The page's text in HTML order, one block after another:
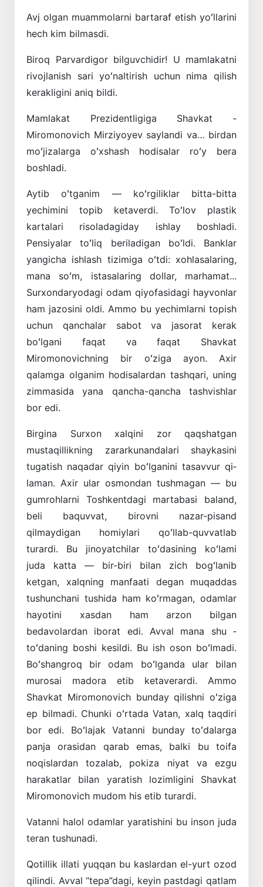
Avj olgan muammolarni bartaraf etish yoʻllarini
hech kim bilmasdi.
Biroq Parvardigor bilguvchidir! U ­mamlakatni
rivojlanish sari yoʻnaltirish uchun nima qilish
kerakligini aniq bildi.
Mamlakat Prezidentligiga Shavkat ­
Miromonovich Mirziyoyev saylandi va… birdan
moʻjizalarga oʻxshash hodisalar roʻy bera
boshladi.
Aytib oʻtganim — koʻrgiliklar bitta-bitta
yechimini topib ketaverdi. Toʻlov plastik
kartalari risoladagiday ishlay boshladi.
Pensiyalar toʻliq beriladigan boʻldi. Banklar
yangicha ishlash tizimiga oʻtdi: xohlasala­ring,
mana soʻm, istasalaring dollar, marhamat...
Surxondaryodagi odam qiyofasidagi hayvonlar
ham jazosini oldi. Ammo bu yechimlarni topish
uchun qanchalar sabot va jasorat kerak
boʻlgani faqat va faqat Shavkat
Miromonovichning bir oʻziga ayon. Axir
qalamga olganim hodisalardan tashqari, uning
zimmasida yana qancha-qancha tashvishlar
bor edi.
Birgina Surxon xalqini zor qaqshatgan
mustaqillikning zararkunandalari shaykasini
tugatish naqadar qiyin boʻlganini tasavvur qi­
laman. Axir ular osmondan tushmagan — bu
gumrohlarni Toshkentdagi martabasi baland,
beli baquvvat, birovni nazar-pisand
qilmaydigan homiylari qoʻllab-quvvatlab
turardi. Bu jinoyatchilar toʻdasining koʻlami
juda katta — bir-biri bilan zich bogʻlanib
ketgan, xalqning manfaati degan muqaddas
tushunchani tushida ham koʻrmagan, odamlar
hayotini xasdan ham arzon bilgan
bedavolardan iborat edi. Avval mana shu ­
toʻdaning boshi kesildi. Bu ish oson boʻlmadi.
Boʻshangroq bir odam boʻlganda ular bilan
murosai madora etib ketaverardi. Ammo
Shavkat Miromonovich bunday qi­lishni oʻziga
ep bilmadi. Chunki oʻrtada Vatan, xalq taqdiri
bor edi. Boʻlajak Vatanni bunday toʻdalarga
panja orasidan qarab emas, balki bu toifa
noqislardan tozalab, pokiza niyat va ezgu
harakatlar bilan yaratish lozimligini Shavkat
Miromonovich mudom his etib turardi.
Vatanni halol odamlar yaratishini bu inson juda
teran tushunadi.
Qotillik illati yuqqan bu kaslardan el-yurt ozod
qilindi. Avval “tepa”dagi, keyin pastdagi qatlam